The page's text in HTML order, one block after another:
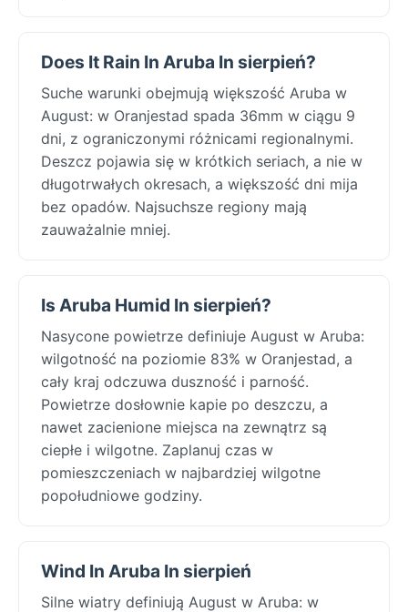
Does It Rain In Aruba In sierpień?
Suche warunki obejmują większość Aruba w
August: w Oranjestad spada 36mm w ciągu 9
dni, z ograniczonymi różnicami regionalnymi.
Deszcz pojawia się w krótkich seriach, a nie w
długotrwałych okresach, a większość dni mija
bez opadów. Najsuchsze regiony mają
zauważalnie mniej.
Is Aruba Humid In sierpień?
Nasycone powietrze definiuje August w Aruba:
wilgotność na poziomie 83% w Oranjestad, a
cały kraj odczuwa duszność i parność.
Powietrze dosłownie kapie po deszczu, a
nawet zacienione miejsca na zewnątrz są
ciepłe i wilgotne. Zaplanuj czas w
pomieszczeniach w najbardziej wilgotne
popołudniowe godziny.
Wind In Aruba In sierpień
Silne wiatry definiują August w Aruba: w